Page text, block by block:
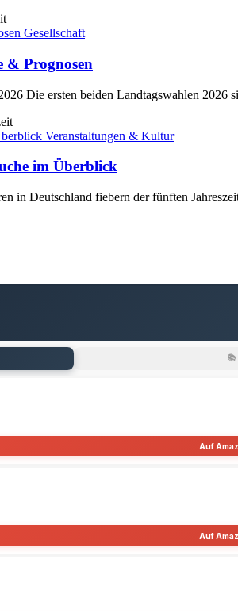
Gesellschaft
& Prognosen
Die ersten beiden Landtagswahlen
Veranstaltungen & Kultur
im Überblick
in Deutschland fiebern der fünften
📚
Auf
Auf